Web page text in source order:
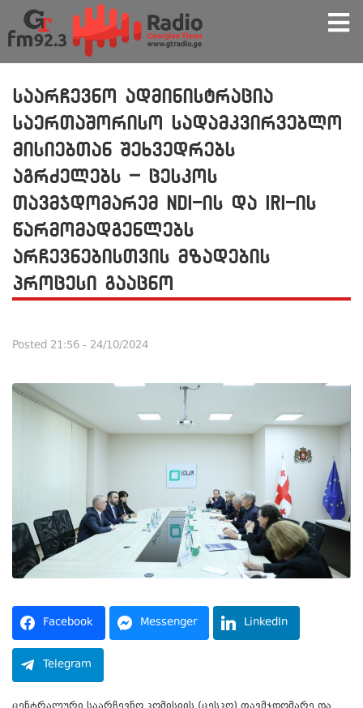
საარჩევნო ადმინისტრაცია
საერთაშორისო სადამკვირვებლო
მისიებთან შეხვედრებს
აგრძელებს – ცესკოს
თავმჯდომარემ NDI-ის და IRI-ის
წარმომადგენლებს
არჩევნებისთვის მზადების
პროცესი გააცნო
Posted 21:56 - 24/10/2024
Facebook Messenger LinkedIn
Telegram